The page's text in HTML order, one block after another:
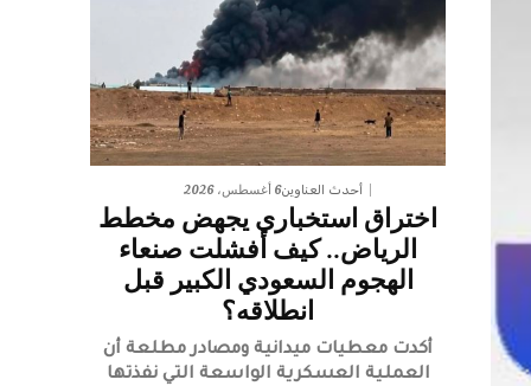
أحدث العناوين6 أغسطس، 2026
اختراق استخباري يجهض مخطط
الرياض.. كيف أفشلت صنعاء
الهجوم السعودي الكبير قبل
انطلاقه؟
أكدت معطيات ميدانية ومصادر مطلعة أن
العملية العسكرية الواسعة التي نفذتها